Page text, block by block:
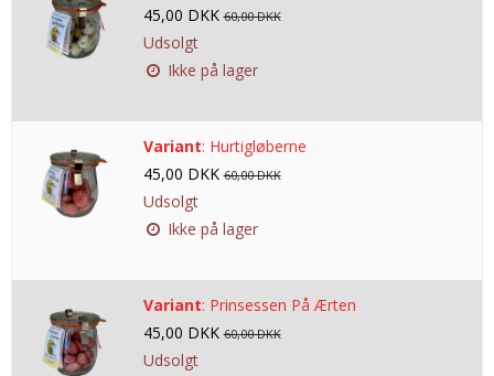
45,00 DKK 60,00 DKK
Udsolgt
Ikke på lager
Variant: Hurtigløberne
45,00 DKK 60,00 DKK
Udsolgt
Ikke på lager
Variant: Prinsessen På Ærten
45,00 DKK 60,00 DKK
Udsolgt